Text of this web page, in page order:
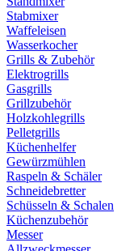
Stabmixer
Waffeleisen
Wasserkocher
Grills & Zubehör
Elektrogrills
Gasgrills
Grillzubehör
Holzkohlegrills
Pelletgrills
Küchenhelfer
Gewürzmühlen
Raspeln & Schäler
Schneidebretter
Schüsseln & Schalen
Küchenzubehör
Messer